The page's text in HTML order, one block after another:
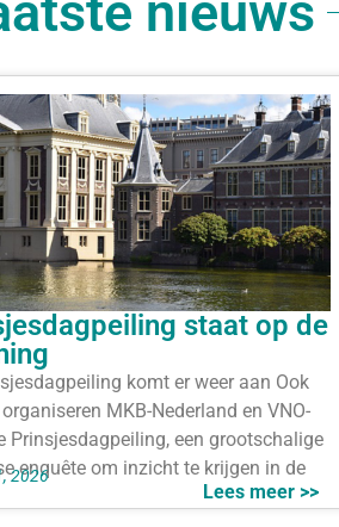
staat op de
komt er weer aan Ook
MKB-Nederland en VNO-
Prinsjesdagpeiling, een grootschalige
enquête om inzicht te krijgen in de
Lees meer >>
2026